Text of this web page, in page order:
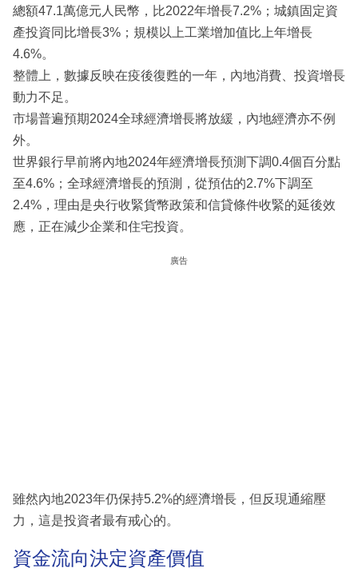
總額47.1萬億元人民幣，比2022年增長7.2%；城鎮固定資
產投資同比增長3%；規模以上工業增加值比上年增長
4.6%。
整體上，數據反映在疫後復甦的一年，內地消費、投資增長
動力不足。
市場普遍預期2024全球經濟增長將放緩，內地經濟亦不例
外。
世界銀行早前將內地2024年經濟增長預測下調0.4個百分點
至4.6%；全球經濟增長的預測，從預估的2.7%下調至
2.4%，理由是央行收緊貨幣政策和信貸條件收緊的延後效
應，正在減少企業和住宅投資。
廣告
雖然內地2023年仍保持5.2%的經濟增長，但反現通縮壓
力，這是投資者最有戒心的。
資金流向決定資產價值